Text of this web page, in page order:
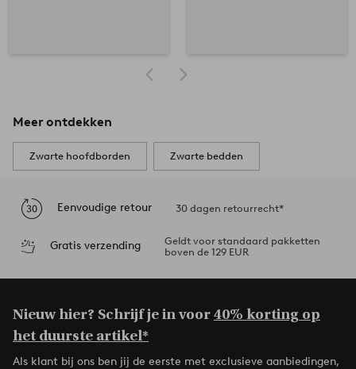
Meer ontdekken
Zwarte hoofdborden Zwarte bedden
Eenvoudige retour 30 dagen retourrecht*
Gratis verzending
Geldt voor standaard pakketten
boven de 129 EUR
Nieuw hier? Schrijf je in voor40% korting op
het duurste artikel*
Als klant bij ons ben jij de eerste met exclusieve aanbiedingen,